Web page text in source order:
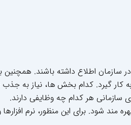
سازمان اطلاع داشته باشند. همچنین
گیرد. کدام بخش ها، نیاز به جذب
هر کدام چه وظایفی دارند.
مند شود. برای این منظور، نرم